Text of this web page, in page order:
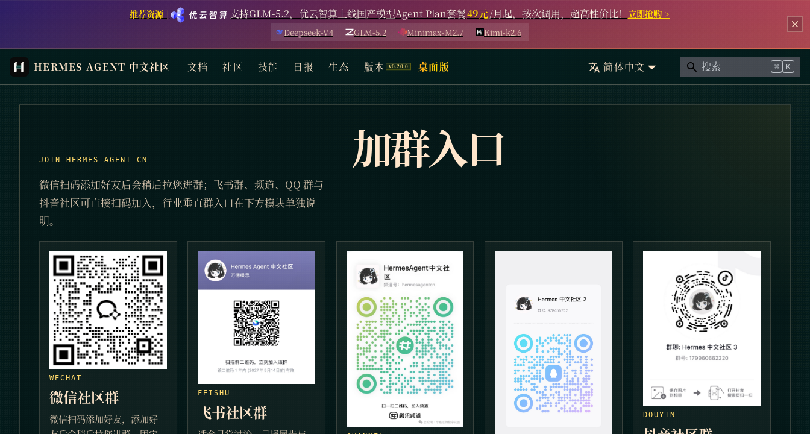
推荐资源 | 支持GLM-5.2，优云智算上线国产模型Agent Plan套餐49元/月起，按次调用，超高性价比！ 立即抢购 >
Deepseek-V4 GLM-5.2 Minimax-M2.7 Kimi-k2.6
HERMES AGENT 中文社区 文档 社区 技能 日报 生态 版本 桌面版 简体中文 ⌘ K
JOIN HERMES AGENT CN 加群入口
微信扫码添加好友后会稍后拉您进群；飞书群、频道、QQ 群与
抖音社区可直接扫码加入，行业垂直群入口在下方模块单独说
明。
WECHAT
微信社区群
微信扫码添加好友，添加好
FEISHU
飞书社区群 DOUYIN